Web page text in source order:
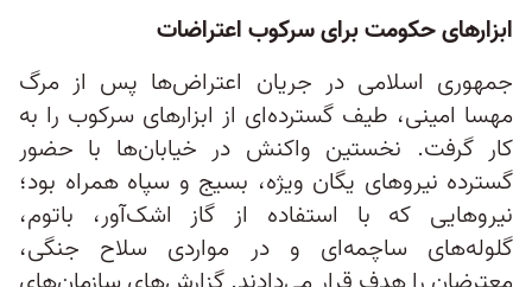
ابزارهای حکومت برای سرکوب اعتراضات
جمهوری اسلامی در جریان اعتراض‌ها پس از مرگ
مهسا امینی، طیف گسترده‌ای از ابزارهای سرکوب را به
کار گرفت. نخستین واکنش‌ در خیابان‌ها با حضور
گسترده نیروهای یگان ویژه، بسیج و سپاه همراه بود؛
نیروهایی که با استفاده از گاز اشک‌آور، باتوم،
گلوله‌های ساچمه‌ای و در مواردی سلاح جنگی،